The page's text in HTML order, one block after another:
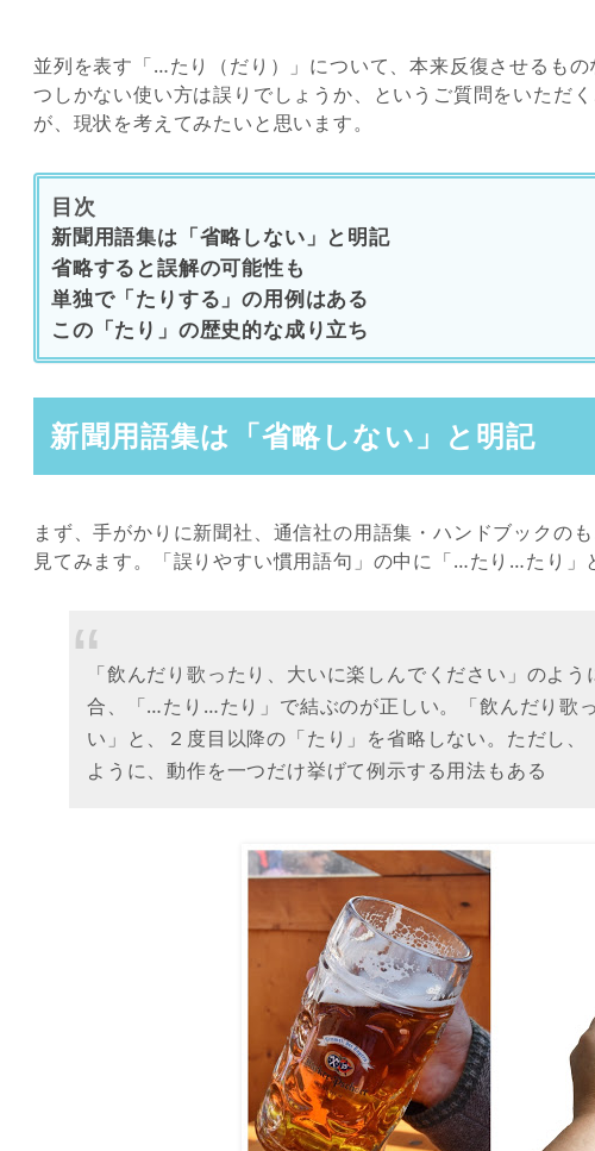
並列を表す「…たり（だり）」について、本来反復させるも
つしかない使い方は誤りでしょうか、というご質問をいただ
が、現状を考えてみたいと思います。
目次
新聞用語集は「省略しない」と明記
省略すると誤解の可能性も
単独で「たりする」の用例はある
この「たり」の歴史的な成り立ち
新聞用語集は「省略しない」と明記
まず、手がかりに新聞社、通信社の用語集・ハンドブックの
見てみます。「誤りやすい慣用語句」の中に「…たり…たり」
「飲んだり歌ったり、大いに楽しんでください」のよ
合、「…たり…たり」で結ぶのが正しい。「飲んだり歌
い」と、２度目以降の「たり」を省略しない。ただし
ように、動作を一つだけ挙げて例示する用法もある